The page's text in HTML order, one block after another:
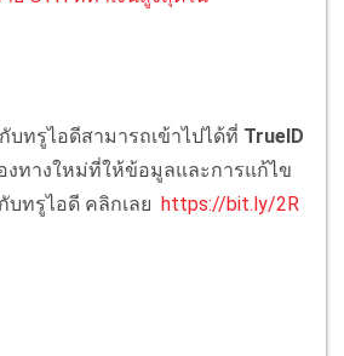
บทรูไอดีสามารถเข้าไปได้ที่ TrueID
งทางใหม่ที่ให้ข้อมูลและการแก้ไข
บทรูไอดี คลิกเลย https://bit.ly/2R